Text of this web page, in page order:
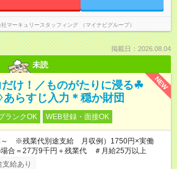
マーキュリースタッフィング （マイナビグループ）
掲載日：2026.08.04
未読
NEW
け！／ものがたりに浸る☘
らすじ入力＊穏か財団
ランクOK WEB登録・面接OK
～ ※残業代別途支給 月収例）1750円×実働
合＝27万9千円＋残業代 ＃月給25万以上
給あり